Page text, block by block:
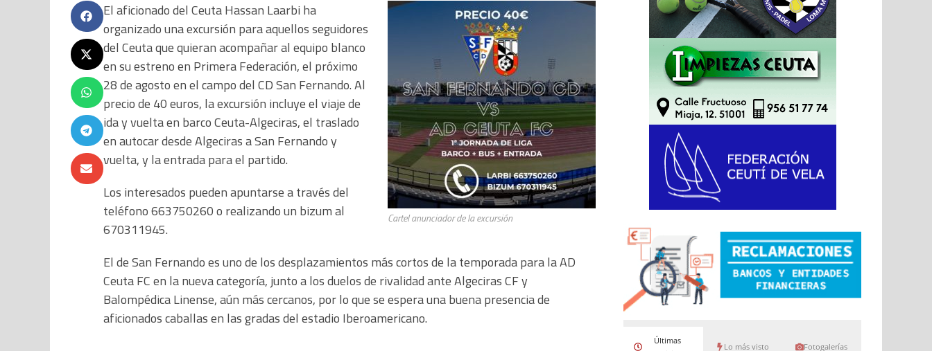
Cartel anunciador de la excursión
El aficionado del Ceuta Hassan Laarbi ha
organizado una excursión para aquellos seguidores
del Ceuta que quieran acompañar al equipo blanco
en su estreno en Primera Federación, el próximo
28 de agosto en el campo del CD San Fernando. Al
precio de 40 euros, la excursión incluye el viaje de
ida y vuelta en barco Ceuta-Algeciras, el traslado
en autocar desde Algeciras a San Fernando y
vuelta, y la entrada para el partido.
Los interesados pueden apuntarse a través del
teléfono 663750260 o realizando un bizum al
670311945.
El de San Fernando es uno de los desplazamientos más cortos de la temporada para la AD
Ceuta FC en la nueva categoría, junto a los duelos de rivalidad ante Algeciras CF y
Balompédica Linense, aún más cercanos, por lo que se espera una buena presencia de
aficionados caballas en las gradas del estadio Iberoamericano.
Últimas
Lo más visto Fotogalerías